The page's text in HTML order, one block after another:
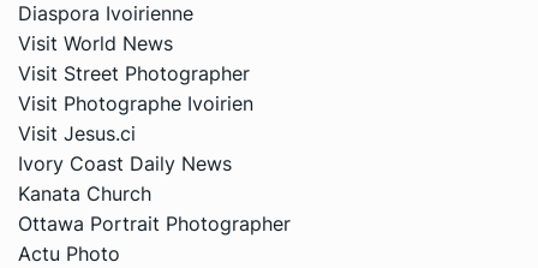
Diaspora Ivoirienne
Visit World News
Visit Street Photographer
Visit Photographe Ivoirien
Visit Jesus.ci
Ivory Coast Daily News
Kanata Church
Ottawa Portrait Photographer
Actu Photo